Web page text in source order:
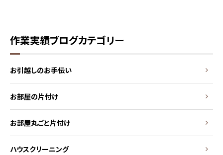
作業実績ブログカテゴリー
お引越しのお手伝い
お部屋の片付け
お部屋丸ごと片付け
ハウスクリーニング